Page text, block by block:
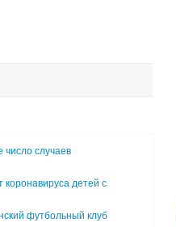
случаев
детей с
футбольный клуб